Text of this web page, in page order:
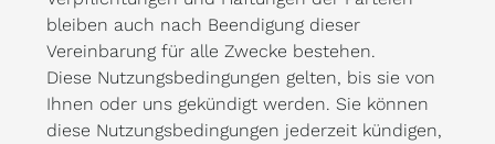
bleiben auch nach Beendigung dieser
Vereinbarung für alle Zwecke bestehen.
Diese Nutzungsbedingungen gelten, bis sie von
Ihnen oder uns gekündigt werden. Sie können
diese Nutzungsbedingungen jederzeit kündigen,